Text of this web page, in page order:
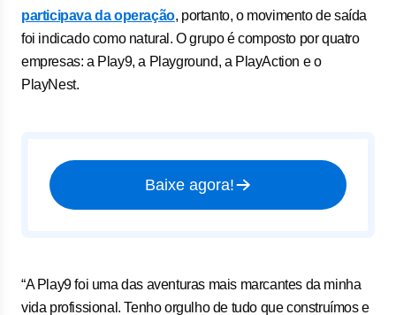
participava da operação, portanto, o movimento de saída
foi indicado como natural. O grupo é composto por quatro
empresas: a Play9, a Playground, a PlayAction e o
PlayNest.
Baixe agora!
“A Play9 foi uma das aventuras mais marcantes da minha
vida profissional. Tenho orgulho de tudo que construímos e